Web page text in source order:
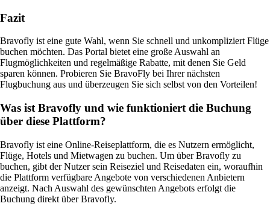
Fazit
Bravofly ist eine gute Wahl, wenn Sie schnell und unkompliziert Flüge
buchen möchten. Das Portal bietet eine große Auswahl an
Flugmöglichkeiten und regelmäßige Rabatte, mit denen Sie Geld
sparen können. Probieren Sie BravoFly bei Ihrer nächsten
Flugbuchung aus und überzeugen Sie sich selbst von den Vorteilen!
Was ist Bravofly und wie funktioniert die Buchung
über diese Plattform?
Bravofly ist eine Online-Reiseplattform, die es Nutzern ermöglicht,
Flüge, Hotels und Mietwagen zu buchen. Um über Bravofly zu
buchen, gibt der Nutzer sein Reiseziel und Reisedaten ein, woraufhin
die Plattform verfügbare Angebote von verschiedenen Anbietern
anzeigt. Nach Auswahl des gewünschten Angebots erfolgt die
Buchung direkt über Bravofly.